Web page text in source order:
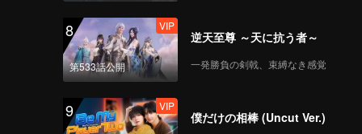
8
第533話公開
VIP
逆天至尊 ～天に抗う者～
一発勝負の剣戟、束縛なき感覚
9 VIP
僕だけの相棒 (Uncut Ver.)